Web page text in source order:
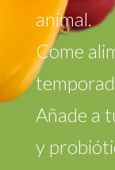
animal.
Come
Añade a
y